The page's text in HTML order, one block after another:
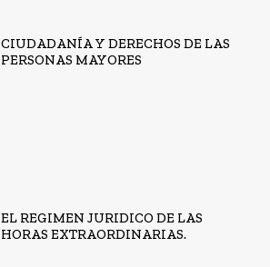
CIUDADANÍA Y DERECHOS DE LAS
PERSONAS MAYORES
EL REGIMEN JURIDICO DE LAS
HORAS EXTRAORDINARIAS.